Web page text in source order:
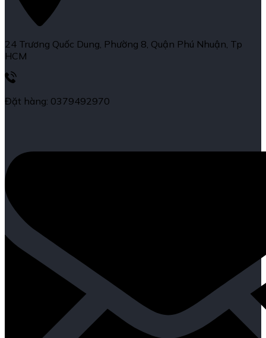
24 Trương Quốc Dung, Phường 8, Quận Phú Nhuận, Tp
HCM
Đặt hàng: 0379492970